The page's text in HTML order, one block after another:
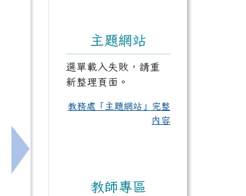
下一筆：函轉臺南市法式滾球聯盟辦理「第三
主題網站
選單載入失敗，請重
新整理頁面。
教務處「主題網站」完整
內容
教師專區